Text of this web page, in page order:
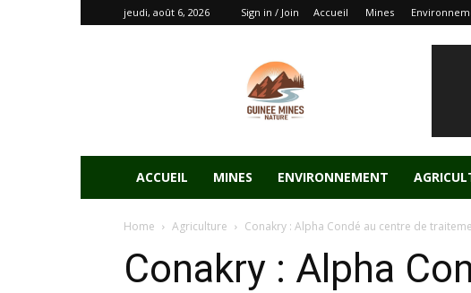
jeudi, août 6, 2026 Sign in / Join Accueil Mines
ACCUEIL MINES ENVIRONNEMENT
Home Agriculture Conakry : Alpha Condé au centre de
Conakry : Alpha